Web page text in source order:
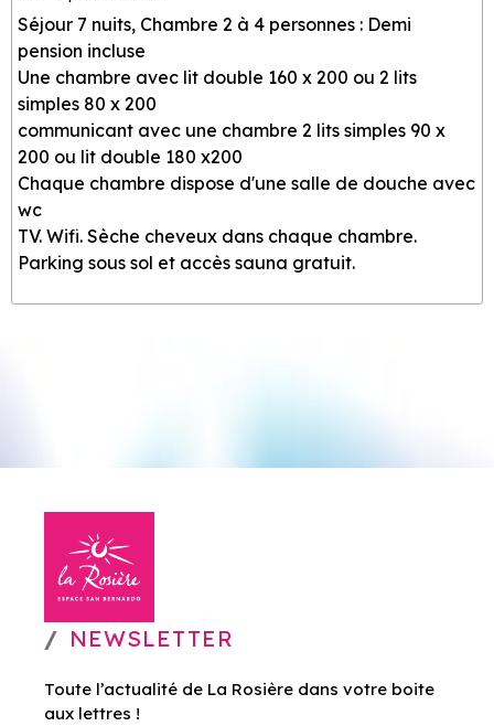
Séjour 7 nuits, Chambre 2 à 4 personnes : Demi
pension incluse
Une chambre avec lit double 160 x 200 ou 2 lits
simples 80 x 200
communicant avec une chambre 2 lits simples 90 x
200 ou lit double 180 x200
Chaque chambre dispose d'une salle de douche avec
wc
TV. Wifi. Sèche cheveux dans chaque chambre.
Parking sous sol et accès sauna gratuit.
NEWSLETTER
Toute l’actualité de La Rosière dans votre boite
aux lettres !